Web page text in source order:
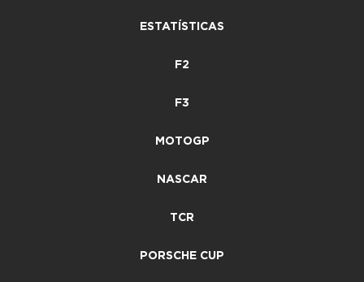
ESTATÍSTICAS
F2
F3
MOTOGP
NASCAR
TCR
PORSCHE CUP